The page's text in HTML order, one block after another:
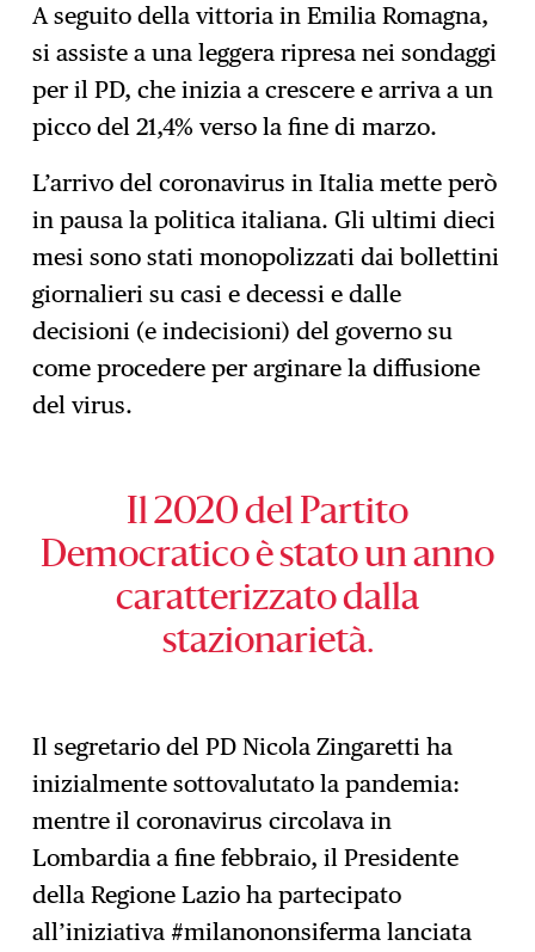
A seguito della vittoria in Emilia Romagna,
si assiste a una leggera ripresa nei sondaggi
per il PD, che inizia a crescere e arriva a un
picco del 21,4% verso la fine di marzo.
L’arrivo del coronavirus in Italia mette però
in pausa la politica italiana. Gli ultimi dieci
mesi sono stati monopolizzati dai bollettini
giornalieri su casi e decessi e dalle
decisioni (e indecisioni) del governo su
come procedere per arginare la diffusione
del virus.
Il 2020 del Partito
Democratico è stato un anno
caratterizzato dalla
stazionarietà.
Il segretario del PD Nicola Zingaretti ha
inizialmente sottovalutato la pandemia:
mentre il coronavirus circolava in
Lombardia a fine febbraio, il Presidente
della Regione Lazio ha partecipato
all’iniziativa #milanononsiferma lanciata